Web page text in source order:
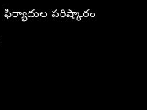
ఫిర్యాదుల పరిష్కారం